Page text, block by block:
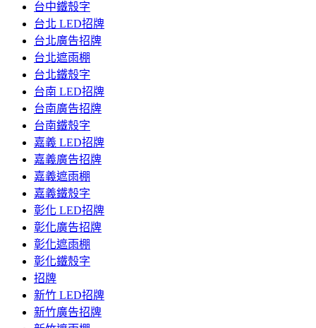
台中鐵殼字
台北 LED招牌
台北廣告招牌
台北遮雨棚
台北鐵殼字
台南 LED招牌
台南廣告招牌
台南鐵殼字
嘉義 LED招牌
嘉義廣告招牌
嘉義遮雨棚
嘉義鐵殼字
彰化 LED招牌
彰化廣告招牌
彰化遮雨棚
彰化鐵殼字
招牌
新竹 LED招牌
新竹廣告招牌